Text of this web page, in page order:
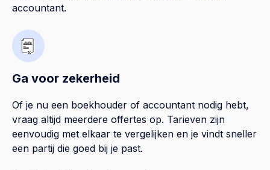
accountant.
Ga voor zekerheid
Of je nu een boekhouder of accountant nodig hebt,
vraag altijd meerdere offertes op. Tarieven zijn
eenvoudig met elkaar te vergelijken en je vindt sneller
een partij die goed bij je past.